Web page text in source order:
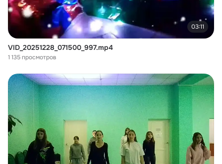
03:11
VID_20251228_071500_997.mp4
1 135 просмотров